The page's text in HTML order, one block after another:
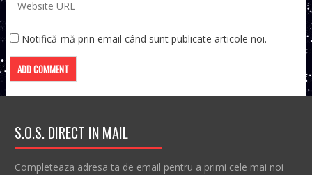
Notifică-mă prin email când sunt publicate articole noi.
S.O.S. DIRECT IN MAIL
Completeaza adresa ta de email pentru a primi cele mai noi